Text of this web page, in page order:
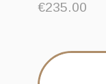
€235.00